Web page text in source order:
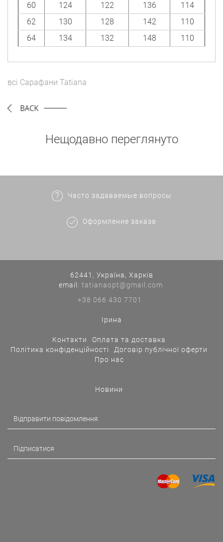
60
124 122 136
114
62
130 128 142
110
64
134 132 148 110
всі Сарафани Tatiana
Нещодавно переглянуто
Часто задаваемые вопросы
Оформление заказа
62441, Україна, Харків
еmail: tatianaopt@gmail.com
+38 066 430 7701
Ірина
Контакти
Оплата та доставка
Політика конфіденційності
Договір публічної оферти
Про нас
Новини